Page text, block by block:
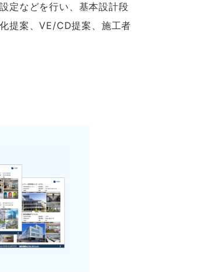
定などを行い、基本設計段
提案、VE/CD提案、施工者